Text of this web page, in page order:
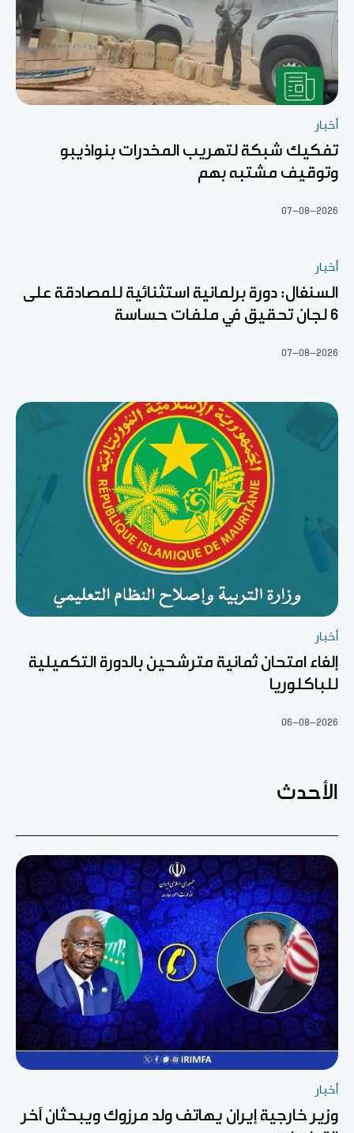
أخبار
تفكيك شبكة لتهريب المخدرات بنواذيبو
وتوقيف مشتبه بهم
07-08-2026
أخبار
السنغال: دورة برلمانية استثنائية للمصادقة على
6 لجان تحقيق في ملفات حساسة
07-08-2026
أخبار
إلغاء امتحان ثمانية مترشحين بالدورة التكميلية
للباكلوريا
06-08-2026
الأحدث
أخبار
وزير خارجية إيران يهاتف ولد مرزوك ويبحثان آخر